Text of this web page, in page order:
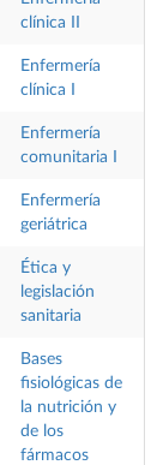
clínica II
Enfermería
clínica I
Enfermería
comunitaria I
Enfermería
geriátrica
Ética y
legislación
sanitaria
Bases
fisiológicas de
la nutrición y
de los
fármacos